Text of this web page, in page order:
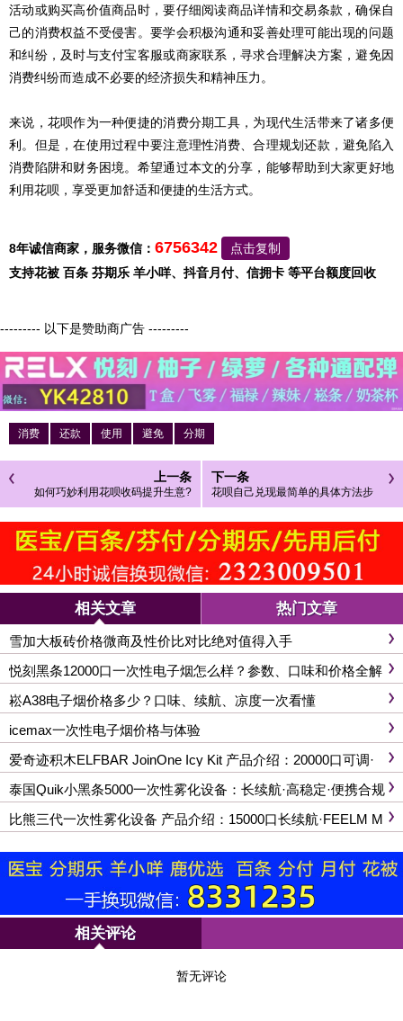
活动或购买高价值商品时，要仔细阅读商品详情和交易条款，确保自
己的消费权益不受侵害。要学会积极沟通和妥善处理可能出现的问题
和纠纷，及时与支付宝客服或商家联系，寻求合理解决方案，避免因
消费纠纷而造成不必要的经济损失和精神压力。
来说，花呗作为一种便捷的消费分期工具，为现代生活带来了诸多便
利。但是，在使用过程中要注意理性消费、合理规划还款，避免陷入
消费陷阱和财务困境。希望通过本文的分享，能够帮助到大家更好地
利用花呗，享受更加舒适和便捷的生活方式。
8年诚信商家，服务微信： 6756342
点击复制
支持花被 百条 芬期乐 羊小咩、抖音月付、信拥卡 等平台额度回收
--------- 以下是赞助商广告 ---------
消费 还款 使用 避免 分期
上一条
如何巧妙利用花呗收码提升生意?
下一条
花呗自己兑现最简单的具体方法步
骤
相关文章 热门文章
雪加大板砖价格微商及性价比对比绝对值得入手
悦刻黑条12000口一次性电子烟怎么样？参数、口味和价格全解
析
崧A38电子烟价格多少？口味、续航、凉度一次看懂
icemax一次性电子烟价格与体验
爱奇迹积木ELFBAR JoinOne Icy Kit 产品介绍：20000口可调·
双网芯可换弹·合规大屏
泰国Quik小黑条5000一次性雾化设备：长续航·高稳定·便携合规
比熊三代一次性雾化设备 产品介绍：15000口长续航·FEELM M
AX陶瓷芯·合规便携
相关评论
暂无评论